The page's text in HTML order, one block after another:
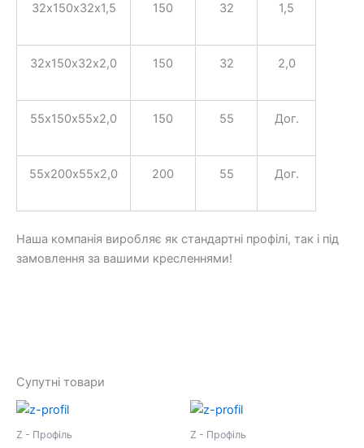
32х150х32х1,5 150 32 1,5
32х150х32х2,0 150 32 2,0
55х150х55х2,0 150 55 Дог.
55х200х55х2,0 200 55 Дог.
Наша компанія виробляє як стандартні профілі, так і під
замовлення за вашими кресленнями!
Супутні товари
Z - Профіль Z - Профіль